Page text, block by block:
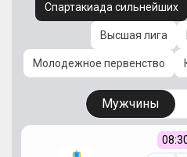
Спартакиада сильнейших
Высшая лига
Молодежное первенство
Мужчины